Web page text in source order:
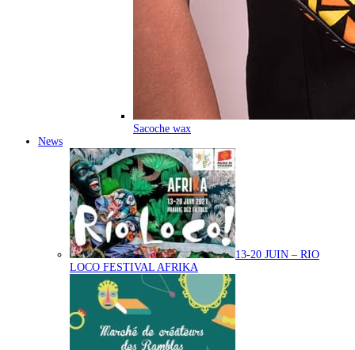
Sacoche wax
News
13-20 JUIN – RIO
LOCO FESTIVAL AFRIKA